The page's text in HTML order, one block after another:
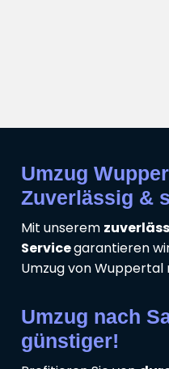
Umzug
Zuverlässig &
Mit unserem
Servicegarantieren
Umzug von Wuppertal
Umzug nach
günstiger!